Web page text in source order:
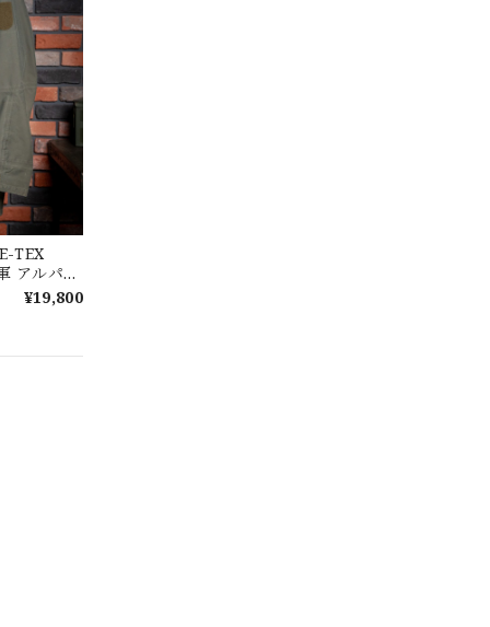
【Cooperstown Ball Cap】Made in USA Baseball Cap "1952 BIRMINGHAM BLACK BARONS" 新品 クーパーズタウンボールキャップ バーミングハムブラックバロンズ 6パネル
【Exclusive】Cooperstown Ball Cap × FAR EAST SIGNAL "DSA / NY" D GRAY×WHITE Made in USA 別注 新品 クーパーズタウンボールキャップ 6パネル グレー
TEX
アルパイ
ズド¥19,800